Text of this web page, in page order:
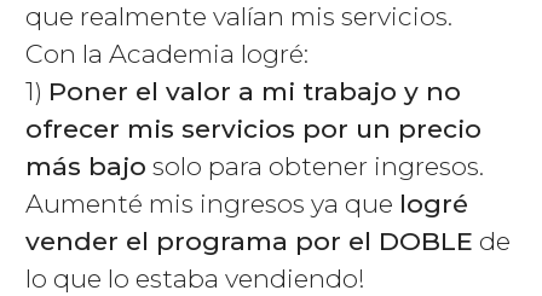
que realmente valían mis servicios.
Con la Academia logré:
1) Poner el valor a mi trabajo y no
ofrecer mis servicios por un precio
más bajo solo para obtener ingresos.
Aumenté mis ingresos ya que logré
vender el programa por el DOBLE de
lo que lo estaba vendiendo!